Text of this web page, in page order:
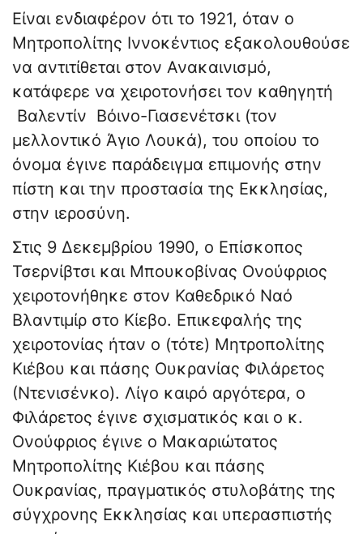
Είναι ενδιαφέρον ότι το 1921, όταν ο
Μητροπολίτης Ιννοκέντιος εξακολουθούσε
να αντιτίθεται στον Ανακαινισμό,
κατάφερε να χειροτονήσει τον καθηγητή
Βαλεντίν Βόινο-Γιασενέτσκι (τον
μελλοντικό Άγιο Λουκά), του οποίου το
όνομα έγινε παράδειγμα επιμονής στην
πίστη και την προστασία της Εκκλησίας,
στην ιεροσύνη.
Στις 9 Δεκεμβρίου 1990, ο Επίσκοπος
Τσερνίβτσι και Μπουκοβίνας Ονούφριος
χειροτονήθηκε στον Καθεδρικό Ναό
Βλαντιμίρ στο Κίεβο. Επικεφαλής της
χειροτονίας ήταν ο (τότε) Μητροπολίτης
Κιέβου και πάσης Ουκρανίας Φιλάρετος
(Ντενισένκο). Λίγο καιρό αργότερα, ο
Φιλάρετος έγινε σχισματικός και ο κ.
Ονούφριος έγινε ο Μακαριώτατος
Μητροπολίτης Κιέβου και πάσης
Ουκρανίας, πραγματικός στυλοβάτης της
σύγχρονης Εκκλησίας και υπερασπιστής